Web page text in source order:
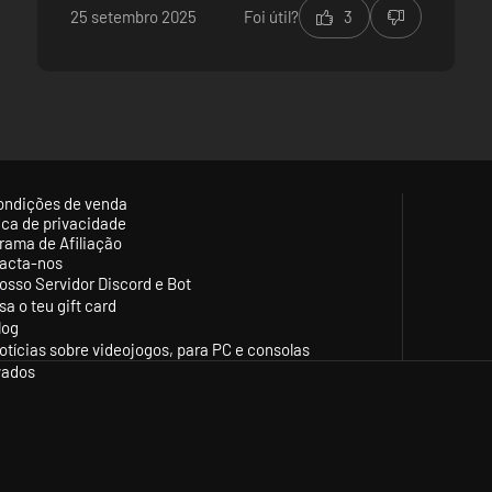
as squadmates throughout a destabilized Vietnam. Complete
and loot your way through immersive tropics against deadly AI
fale.
25 setembro 2025 Foi útil? 3
de venda
de privacidade
de Afiliação
nos
Servidor Discord e Bot
o teu gift card
sobre videojogos, para PC e consolas